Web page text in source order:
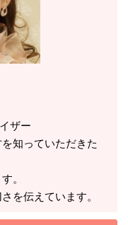
ザー
知っていただきた
。
を伝えています。